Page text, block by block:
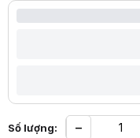
Số lượng: −